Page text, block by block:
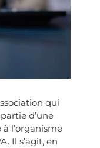
qui
d’une
l’organisme
Il s’agit, en